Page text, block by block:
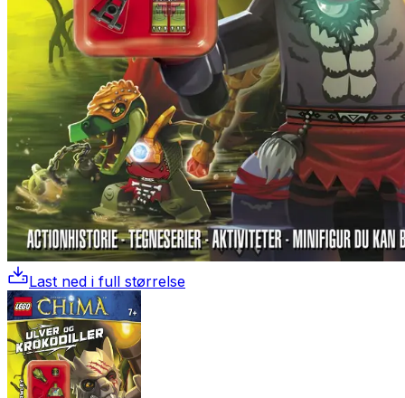
Last ned i full størrelse